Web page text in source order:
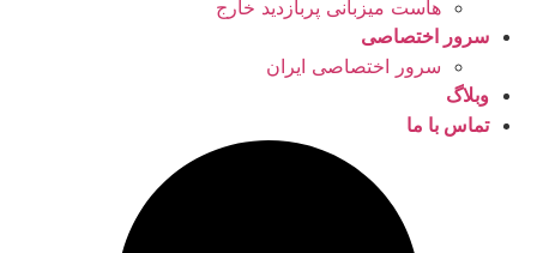
هاست میزبانی پربازدید خارج
سرور اختصاصی
سرور اختصاصی ایران
وبلاگ
تماس با ما